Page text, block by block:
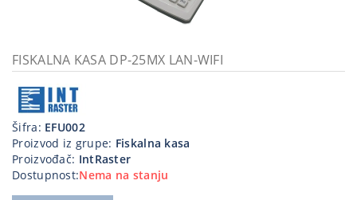
priključci
Kućna
tehnika
Poslovna
oprema,računari
FISKALNA KASA DP-25MX LAN-WIFI
Šifra: EFU002
Proizvod iz grupe: Fiskalna kasa
Proizvođač: IntRaster
Dostupnost:Nema na stanju